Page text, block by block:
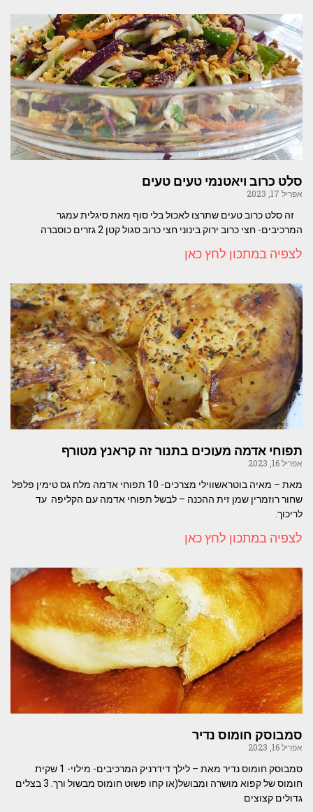
סלט כרוב ויאטנמי טעים טעים
אפריל 17, 2023
זה סלט כרוב טעים שתרצו לאכול בלי סוף מאת סיגלית עמגר
המרכיבים- חצי כרוב ירוק בינוני חצי כרוב סגול קטן 2 גזרים כוסברה
לצפיה במתכון לחץ כאן
תפוחי אדמה מעוכים בתנור זה קראנץ מטורף
אפריל 16, 2023
מאת – מאיה בוטראשווילי מצרכים- 10 תפוחי אדמה מלח גס טימין פלפל
שחור רוזמרין שמן זית ההכנה – לבשל תפוחי אדמה עם הקליפה עד
לריכוך.
לצפיה במתכון לחץ כאן
סמבוסק חומוס נדיר
אפריל 16, 2023
סמבוסק חומוס נדיר מאת – לילך דידרניק המרכיבים- מילוי- 1 שקית
חומוס של קפוא מושרה ומבושל(או קחו פשוט חומוס מבשול ורך. 3 בצלים
גדולים קצוצים